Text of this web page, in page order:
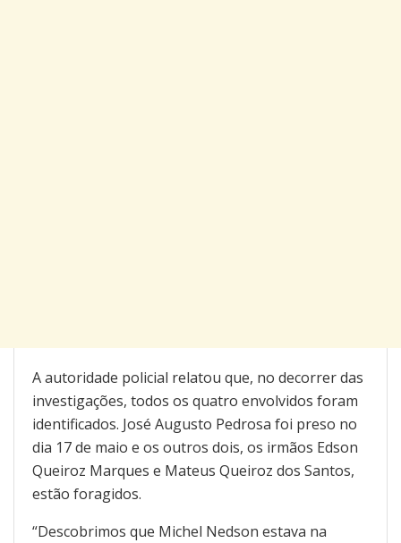
A autoridade policial relatou que, no decorrer das
investigações, todos os quatro envolvidos foram
identificados. José Augusto Pedrosa foi preso no
dia 17 de maio e os outros dois, os irmãos Edson
Queiroz Marques e Mateus Queiroz dos Santos,
estão foragidos.
“Descobrimos que Michel Nedson estava na